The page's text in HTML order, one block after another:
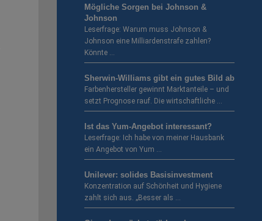
Mögliche Sorgen bei Johnson &
Johnson
Leserfrage: Warum muss Johnson &
Johnson eine Milliardenstrafe zahlen?
Könnte …
Sherwin-Williams gibt ein gutes Bild ab
Farbenhersteller gewinnt Marktanteile – und
setzt Prognose rauf. Die wirtschaftliche …
Ist das Yum-Angebot interessant?
Leserfrage: Ich habe von meiner Hausbank
ein Angebot von Yum …
Unilever: solides Basisinvestment
Konzentration auf Schönheit und Hygiene
zahlt sich aus. „Besser als …